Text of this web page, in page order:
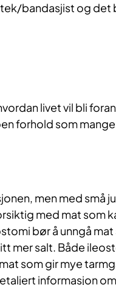
bandasjist og det
livet vil bli
forhold som
men med små
med mat som
bør å unngå
mer salt. Både
som gir mye
informasjon